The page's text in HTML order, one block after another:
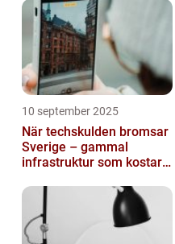
10 september 2025
När techskulden bromsar
Sverige – gammal
infrastruktur som kostar